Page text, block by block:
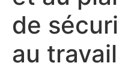
de
au travail